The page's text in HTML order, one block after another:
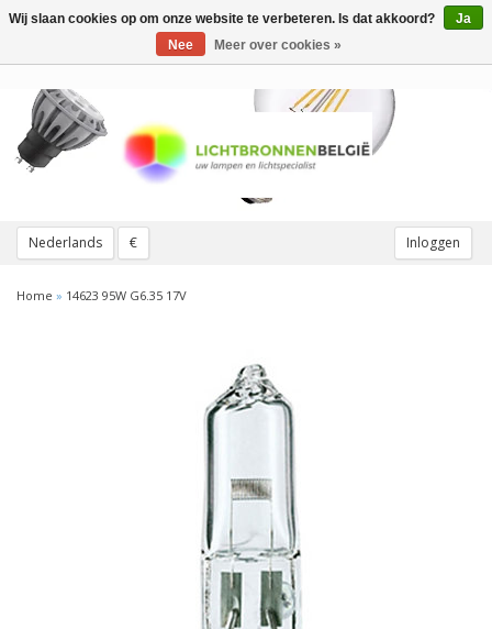
Nederlands € Inloggen
Toggle
Home » 14623 95W G6.35 17V
Wij slaan cookies op om onze website te verbeteren. Is dat akkoord?
Ja
Nee
Meer over cookies »